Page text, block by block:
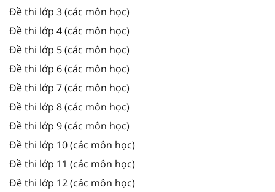
Đề thi lớp 3 (các môn học)
Đề thi lớp 4 (các môn học)
Đề thi lớp 5 (các môn học)
Đề thi lớp 6 (các môn học)
Đề thi lớp 7 (các môn học)
Đề thi lớp 8 (các môn học)
Đề thi lớp 9 (các môn học)
Đề thi lớp 10 (các môn học)
Đề thi lớp 11 (các môn học)
Đề thi lớp 12 (các môn học)